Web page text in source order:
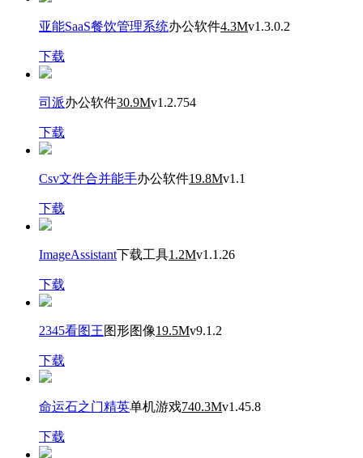
亚能SaaS餐饮管理系统办公软件4.3Mv1.3.0.2
下载
司派办公软件30.9Mv1.2.754
下载
Csv文件合并能手办公软件19.8Mv1.1
下载
ImageAssistant下载工具1.2Mv1.1.26
下载
2345看图王图形图像19.5Mv9.1.2
下载
命运石之门精英单机游戏740.3Mv1.45.8
下载